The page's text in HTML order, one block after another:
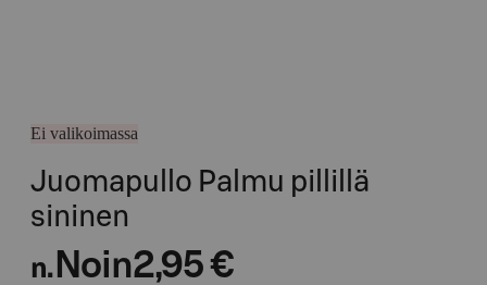
Ei valikoimassa
Juomapullo Palmu pillillä
sininen
n. Noin2,95 €